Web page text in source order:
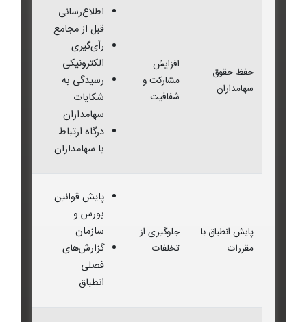
حفظ حقوق
سهامداران
افزایش
مشارکت و
شفافیت
اطلاع‌رسانی
قبل از مجامع
رأی‌گیری
الکترونیکی
رسیدگی به
شکایات
سهامداران
درگاه ارتباط
با سهامداران
پایش انطباق با
مقررات
جلوگیری از
تخلفات
پایش قوانین
بورس و
سازمان
گزارش‌های
فصلی
انطباق